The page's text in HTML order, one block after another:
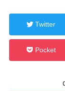
Twitter
Pocket